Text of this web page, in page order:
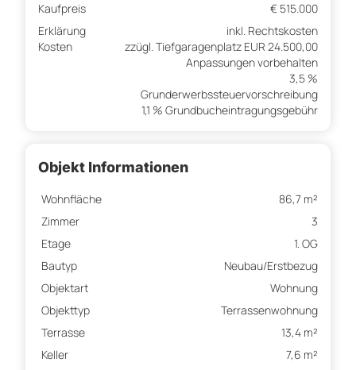
Kaufpreis
€ 515.000
Erklärung
Kosten
inkl. Rechtskosten
zzügl. Tiefgaragenplatz EUR 24.500,00
Anpassungen vorbehalten
3,5 %
Grunderwerbssteuervorschreibung
1,1 % Grundbucheintragungsgebühr
Objekt Informationen
Wohnfläche
86,7 m²
Zimmer
3
Etage
1. OG
Bautyp
Neubau/Erstbezug
Objektart
Wohnung
Objekttyp
Terrassenwohnung
Terrasse
13,4 m²
Keller
7,6 m²